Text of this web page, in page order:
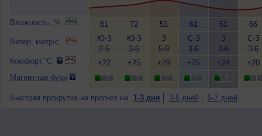
Влажность, %
Ветер, метр/с
Комфорт,°C
Магнитные бури
81
Ю-З
2-5
+22
72
Ю-З
3-6
+25
51
З
5-9
+29
61
С-З
3-6
+25
61
З
3-6
+24
66
С-З
3-6
+20
Быстрая прокрутка на прогноз на 1-3 дня 3-5 дней 5-7 дней